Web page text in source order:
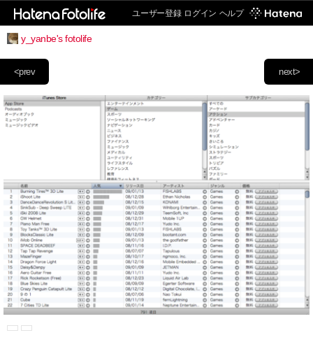
ユーザー登録 ログイン ヘルプ
y_yanbe's fotolife
next>
<prev